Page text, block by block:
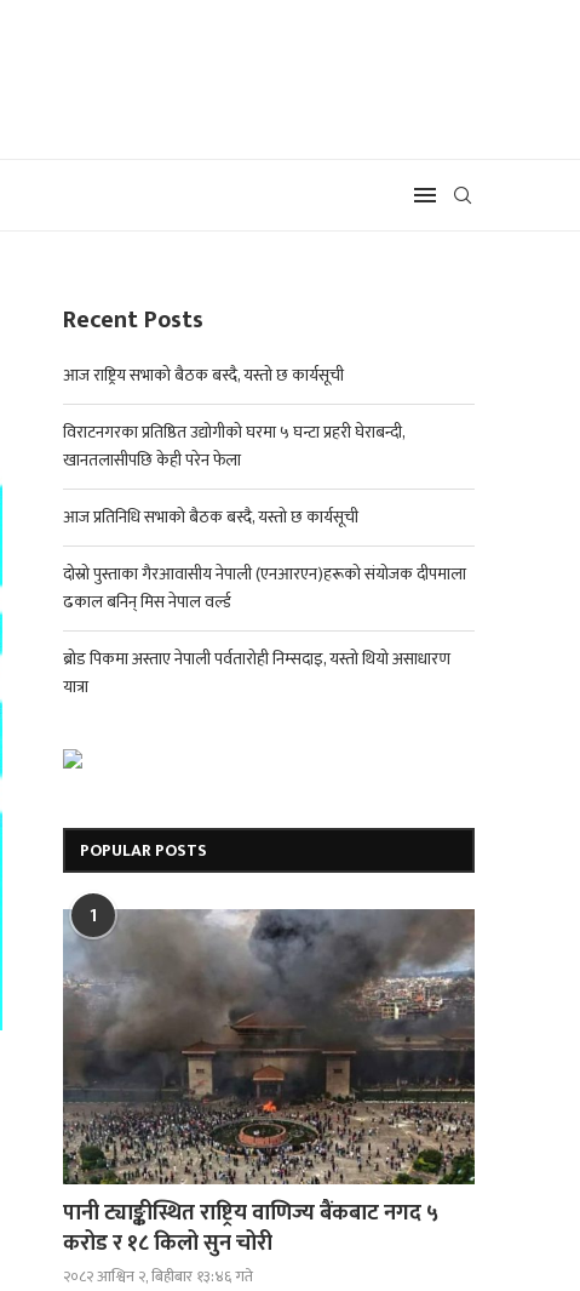
Recent Posts
आज राष्ट्रिय सभाको बैठक बस्दै, यस्तो छ कार्यसूची
विराटनगरका प्रतिष्ठित उद्योगीको घरमा ५ घन्टा प्रहरी घेराबन्दी,
खानतलासीपछि केही परेन फेला
आज प्रतिनिधि सभाको बैठक बस्दै, यस्तो छ कार्यसूची
दोस्रो पुस्ताका गैरआवासीय नेपाली (एनआरएन)हरूको संयोजक दीपमाला
ढकाल बनिन् मिस नेपाल वर्ल्ड
ब्रोड पिकमा अस्ताए नेपाली पर्वतारोही निम्सदाइ, यस्तो थियो असाधारण
यात्रा
POPULAR POSTS
1
पानी ट्याङ्कीस्थित राष्ट्रिय वाणिज्य बैंकबाट नगद ५
करोड र १८ किलो सुन चोरी
२०८२ आश्विन २, बिहीबार १३:४६ गते